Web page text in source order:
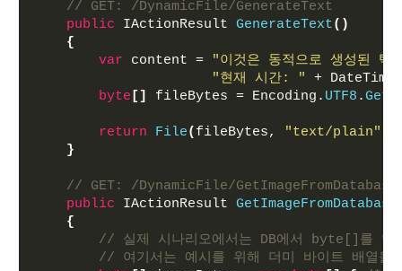
// GET: /DynamicFile/GenerateText
public IActionResult GenerateText()
{
var content =
"이것은 동적으로 생성된 텍
"현재 시간: "
+
byte [] fileBytes = Encoding. UTF8 .
return File( fileBytes, "text/plain"
}
// GET: /DynamicFile/GetImageFromDatabase
public IActionResult GetImageFromDatabase
{
// 실제 시나리오에서는 DB에서 byte[]를 읽
// 여기서는 예시를 위해 더미 바이트 배열을